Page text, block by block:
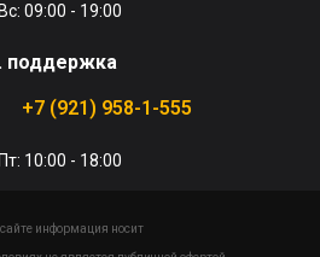
09:00 - 19:00
поддержка
+7 (921) 958-1-555
10:00 - 18:00
информация носит